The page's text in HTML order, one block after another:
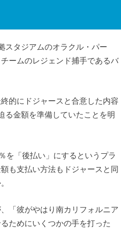
スタジアムのオラクル・パー
ームのレジェンド捕手であるバ
的にドジャースと合意した内容
る金額を準備していたことを明
を「後払い」にするというプラ
も支払い方法もドジャースと同
「彼がやはり南カリフォルニア
ためにいくつかの手を打った